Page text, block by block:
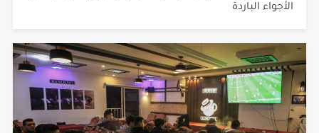
الأجواء الباردة